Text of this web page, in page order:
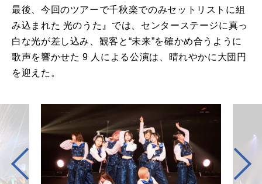
最後、今回のツアーで千秋楽でのみセットリストに組
み込まれた 光のうた』では、センターステージに真っ
白な光が差し込み、観客と“未来”を確かめ合うように
歌声を響かせた 9 人による公演は、晴れやかに大団円
を迎えた。